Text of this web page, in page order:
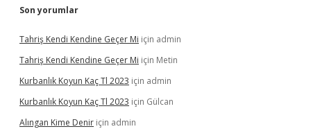
Son yorumlar
Tahriş Kendi Kendine Geçer Mi için admin
Tahriş Kendi Kendine Geçer Mi için Metin
Kurbanlık Koyun Kaç Tl 2023 için admin
Kurbanlık Koyun Kaç Tl 2023 için Gülcan
Alıngan Kime Denir için admin